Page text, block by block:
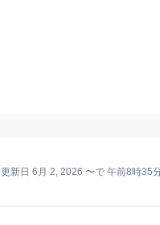
更新日 6月 2, 2026 〜で 午前8時35